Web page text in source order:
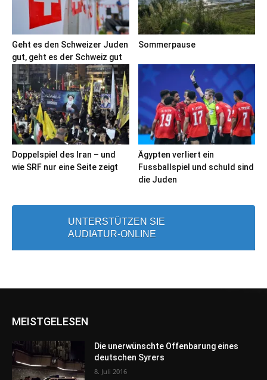
Geht es den Schweizer Juden
gut, geht es der Schweiz gut
Sommerpause
Doppelspiel des Iran – und
wie SRF nur eine Seite zeigt
Ägypten verliert ein
Fussballspiel und schuld sind
die Juden
UNTERSTÜTZEN SIE
AUDIATUR-ONLINE
MEISTGELESEN
Die unerwünschte Offenbarung eines
deutschen Syrers
8. Juli 2016